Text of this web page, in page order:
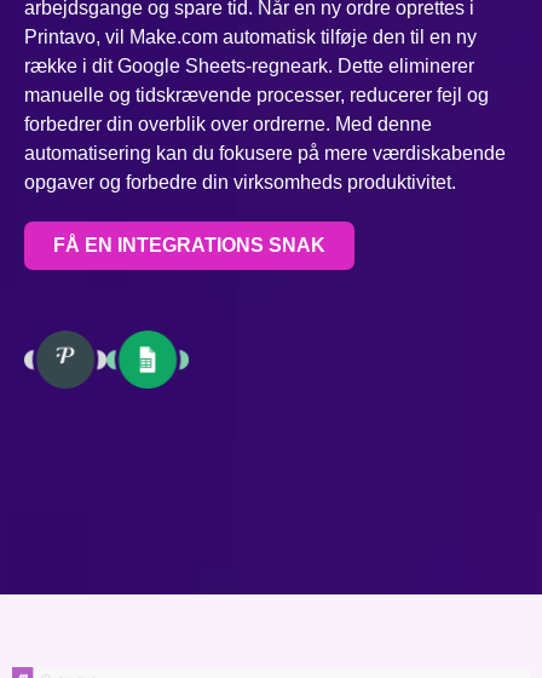
arbejdsgange og spare tid. Når en ny ordre oprettes i
Printavo, vil Make.com automatisk tilføje den til en ny
række i dit Google Sheets-regneark. Dette eliminerer
manuelle og tidskrævende processer, reducerer fejl og
forbedrer din overblik over ordrerne. Med denne
automatisering kan du fokusere på mere værdiskabende
opgaver og forbedre din virksomheds produktivitet.
FÅ EN INTEGRATIONS SNAK